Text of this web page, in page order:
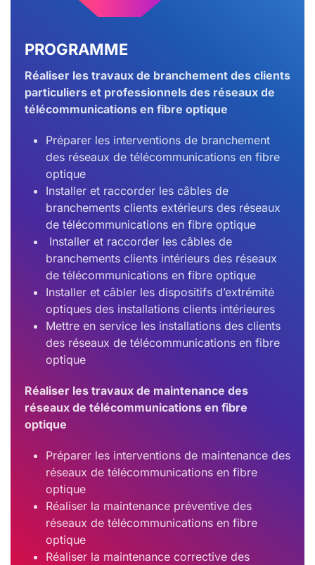
PROGRAMME
Réaliser les travaux de branchement des clients
particuliers et professionnels des réseaux de
télécommunications en fibre optique
Préparer les interventions de branchement
des réseaux de télécommunications en fibre
optique
Installer et raccorder les câbles de
branchements clients extérieurs des réseaux
de télécommunications en fibre optique
Installer et raccorder les câbles de
branchements clients intérieurs des réseaux
de télécommunications en fibre optique
Installer et câbler les dispositifs d’extrémité
optiques des installations clients intérieures
Mettre en service les installations des clients
des réseaux de télécommunications en fibre
optique
Réaliser les travaux de maintenance des
réseaux de télécommunications en fibre
optique
Préparer les interventions de maintenance des
réseaux de télécommunications en fibre
optique
Réaliser la maintenance préventive des
réseaux de télécommunications en fibre
optique
Réaliser la maintenance corrective des